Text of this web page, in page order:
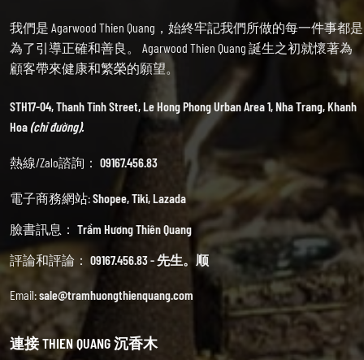
我們是 Agarwood Thien Quang，始終牢記我們所做的每一件事都是
為了引導正確和善良。 Agarwood Thien Quang 誕生之初就懷著為
顧客帶來健康和繁榮的願望。
STH17-04, Thanh Tinh Street, Le Hong Phong Urban Area 1, Nha Trang, Khanh
Hoa(chỉ đường).
熱線/Zalo諮詢： 09167.456.83
電子商務網站:Shopee,Tiki,Lazada
臉書訊息： Trầm Hương Thiên Quang
評論和評論： 09167.456.83 - 先生。顺
Email:sale@tramhuongthienquang.com
連接 THIEN QUANG 沉香木